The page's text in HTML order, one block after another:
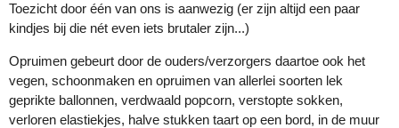
Toezicht door één van ons is aanwezig (er zijn altijd een paar
kindjes bij die nét even iets brutaler zijn...)
Opruimen gebeurt door de ouders/verzorgers daartoe ook het
vegen, schoonmaken en opruimen van allerlei soorten lek
geprikte ballonnen, verdwaald popcorn, verstopte sokken,
verloren elastiekjes, halve stukken taart op een bord, in de muur